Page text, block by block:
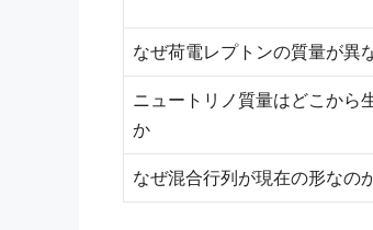
なぜ荷電レプトンの質量が異
ニュートリノ質量はどこから
か
なぜ混合行列が現在の形なの